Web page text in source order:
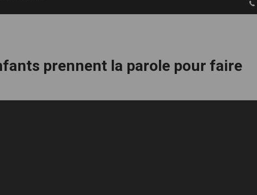
prennent la parole pour faire